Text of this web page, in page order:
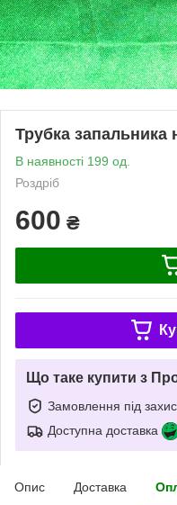
Трубка запальника
В наявності 199 од.
Роздріб
600 ₴
Що таке купити з
Замовлення під
Доступна доставка
Опис Доставка